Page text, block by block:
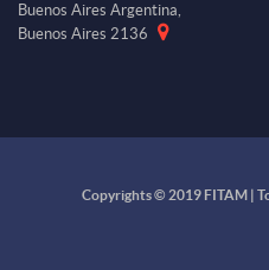
Buenos Aires Argentina,
Buenos Aires 2136
Copyrights © 2019 FITAM |